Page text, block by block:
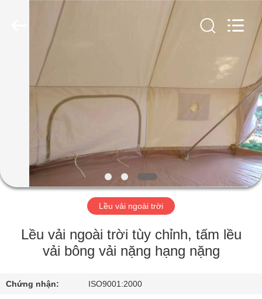
TRANG
CHỦ
PHẨM
VỀ
TÔI
QUAN
Lều vải ngoài trời
Lều vải ngoài trời tùy chỉnh, tấm lều
vải bông vải nặng hạng nặng
Chứng nhận: ISO9001:2000